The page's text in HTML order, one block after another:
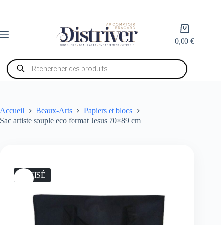
Panier
d’achat
0,00€
Recherche
de
produits
Accueil Beaux-Arts
Papiers et blocs
Sac artiste souple eco format Jesus 70×89 cm
ÉPUISÉ